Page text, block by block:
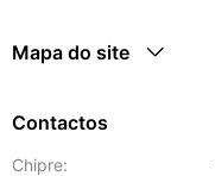
Mapa do site
Contactos
Chipre: